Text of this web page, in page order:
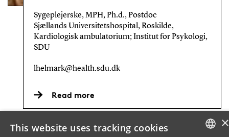
Sygeplejerske, MPH, Ph.d., Postdoc
Sjællands Universitetshospital, Roskilde,
Kardiologisk ambulatorium; Institut for Psykologi,
SDU
lhelmark@health.sdu.dk
Read more
×
This website uses tracking cookies